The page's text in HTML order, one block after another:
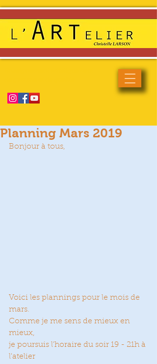
Planning Mars 2019
Bonjour à tous,
Voici les plannings pour le mois de
mars.
Comme je me sens de mieux en
mieux,
je poursuis l'horaire du soir 19 - 21h à
l'atelier